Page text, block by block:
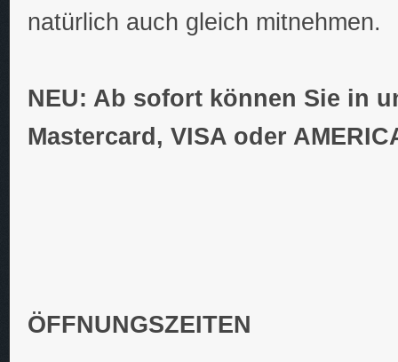
natürlich auch gleich mitnehmen.
NEU: Ab sofort können Sie in
Mastercard, VISA oder
ÖFFNUNGSZEITEN